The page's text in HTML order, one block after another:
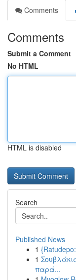
Comments
Comments
Submit a Comment
No HTML
HTML is disabled
Search
Published News
1
1
παρά...